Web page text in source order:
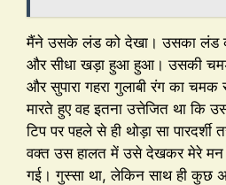
मैंने उसके लंड को देखा। उसका लंड
और सीधा खड़ा हुआ हुआ। उसकी
और सुपारा गहरा गुलाबी रंग का
मारते हुए वह इतना उत्तेजित था कि
टिप पर पहले से ही थोड़ा सा
वक्त उस हालत में उसे देखकर मेरे
गई। गुस्सा था, लेकिन साथ ही कुछ